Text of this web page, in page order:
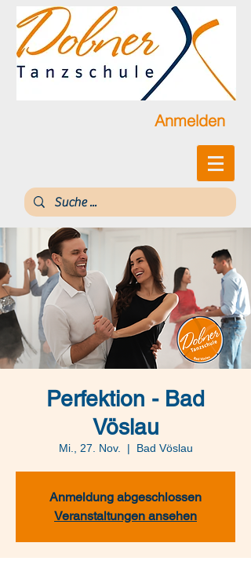
Anmelden
Perfektion - Bad
Vöslau
Mi., 27. Nov.
  |
Bad Vöslau
Anmeldung abgeschlossen
Veranstaltungen ansehen